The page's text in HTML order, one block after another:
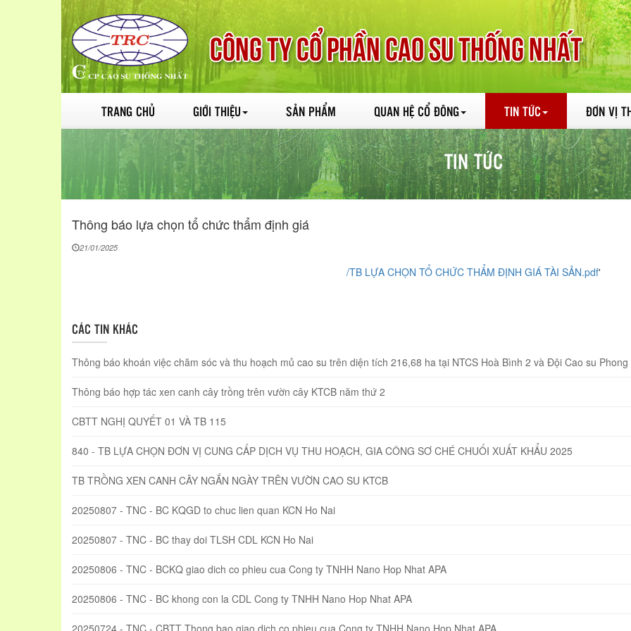
TRANG CHỦ GIỚI THIỆU SẢN PHẨM QUAN HỆ CỔ ĐÔNG TIN TỨC ĐƠN VỊ
TIN TỨC
Thông báo lựa chọn tổ chức thẩm định giá
21/01/2025
/TB LỰA CHỌN TỔ CHỨC THẨM ĐỊNH GIÁ TÀI SẢN.pdf'
CÁC TIN KHÁC
Thông báo khoán việc chăm sóc và thu hoạch mủ cao su trên diện tích 216,68 ha tại NTCS Hoà Bình 2 và Đội Cao su Phong
Thông báo hợp tác xen canh cây trồng trên vườn cây KTCB năm thứ 2
CBTT NGHỊ QUYẾT 01 VÀ TB 115
840 - TB LỰA CHỌN ĐƠN VỊ CUNG CẤP DỊCH VỤ THU HOẠCH, GIA CÔNG SƠ CHÉ CHUỐI XUẤT KHẨU 2025
TB TRỒNG XEN CANH CÂY NGẮN NGÀY TRÊN VƯỜN CAO SU KTCB
20250807 - TNC - BC KQGD to chuc lien quan KCN Ho Nai
20250807 - TNC - BC thay doi TLSH CDL KCN Ho Nai
20250806 - TNC - BCKQ giao dich co phieu cua Cong ty TNHH Nano Hop Nhat APA
20250806 - TNC - BC khong con la CDL Cong ty TNHH Nano Hop Nhat APA